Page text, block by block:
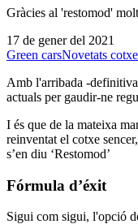
Gràcies al 'restomod'
17 de gener del 2021
Green carsNovetats
Amb l'arribada -
actuals per gaudir-ne
I és que de la mateixa
reinventat el cotxe
s’en diu ‘Restomod’
Fórmula d’éxit
Sigui com sigui, l'opció